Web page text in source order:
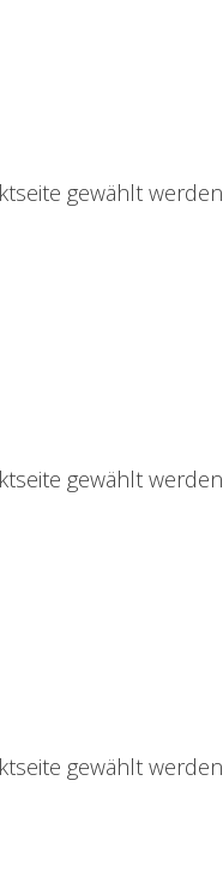
gewählt werden
gewählt werden
gewählt werden